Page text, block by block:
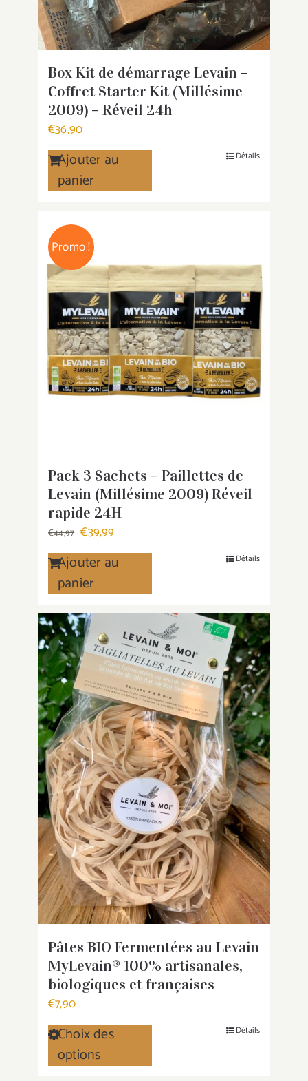
Box Kit de démarrage Levain –
Coffret Starter Kit (Millésime
2009) – Réveil 24h
€36,90
Ajouter au
panier
Détails
Promo !
Pack 3 Sachets – Paillettes de
Levain (Millésime 2009) Réveil
rapide 24H
€44,97 Le
prix
initial
était :
€44,97.
€39,99Le
prix
actuel
est :
€39,99.
Ajouter au
panier
Détails
Pâtes BIO Fermentées au Levain
MyLevain® 100% artisanales,
biologiques et françaises
€7,90
Choix des
options
Détails